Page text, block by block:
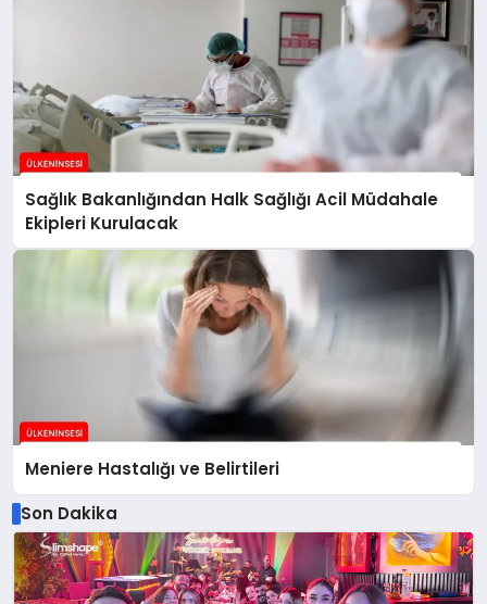
Sağlık Bakanlığından Halk Sağlığı Acil Müdahale
Ekipleri Kurulacak
Meniere Hastalığı ve Belirtileri
Son Dakika